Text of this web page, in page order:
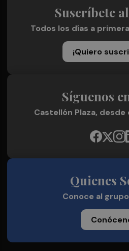
Suscríbete
Todos los días a
¡Quiero
Síguenos
Castellón Plaza,
Quienes
Conoce al